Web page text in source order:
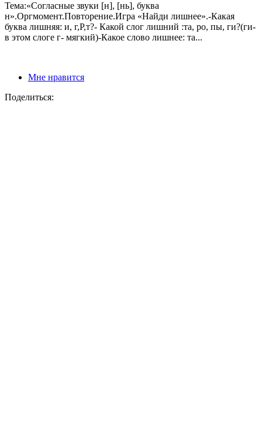
Тема:«Согласные звуки [н], [нь], буква
н».Оргмомент.Повторение.Игра «Найди лишнее».-Какая
буква лишняя: и, г,Р,т?- Какой слог лишний :та, ро, пы, ги?(ги-
в этом слоге г- мягкий)-Какое слово лишнее: та...
Мне нравится
Поделиться: